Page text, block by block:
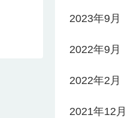
2023年9月
2022年9月
2022年2月
2021年12月